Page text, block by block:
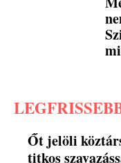
Őt jelöli
titkos